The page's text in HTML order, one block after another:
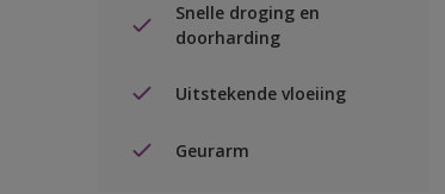
Snelle droging en
doorharding
Uitstekende vloeiing
Geurarm